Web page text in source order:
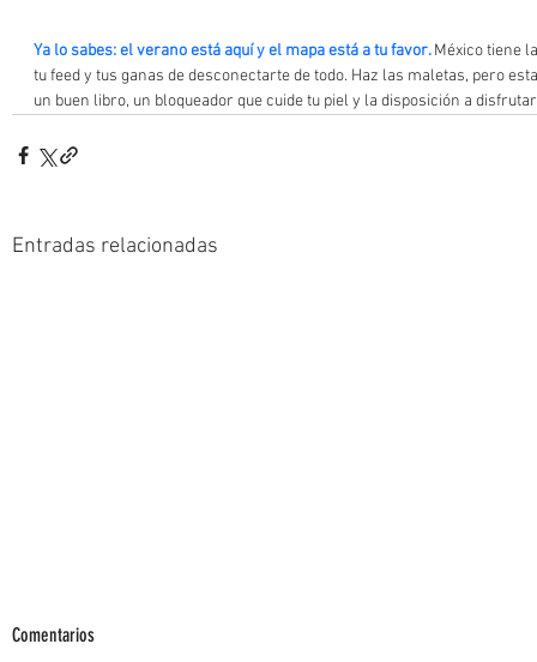
Ya lo sabes: el verano está aquí y el mapa está a tu favor. México tiene
tu feed y tus ganas de desconectarte de todo. Haz las maletas, pero
un buen libro, un bloqueador que cuide tu piel y la disposición a
Entradas relacionadas
Comentarios